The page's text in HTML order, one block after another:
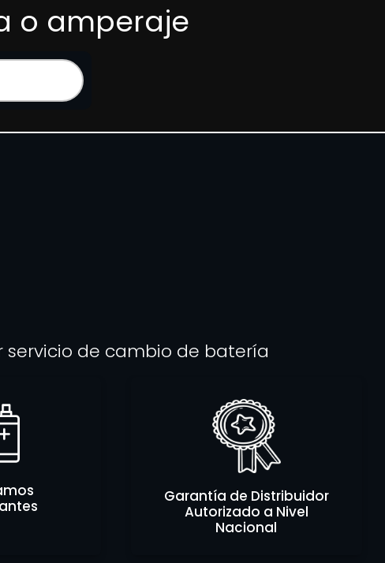
o amperaje
de cambio de batería
Garantía de Distribuidor
Autorizado a Nivel
Nacional